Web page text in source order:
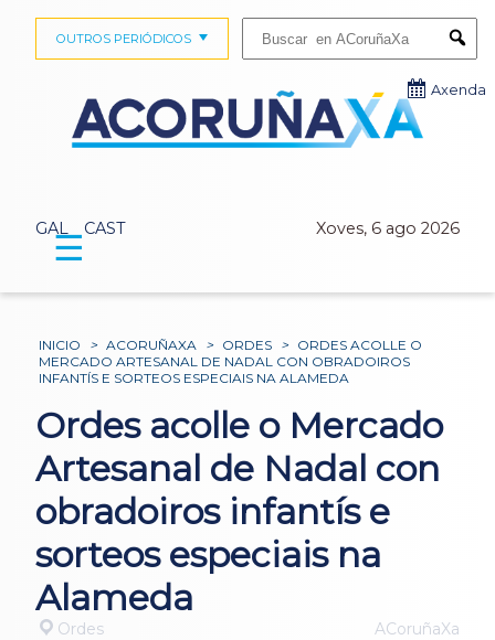
GAL CAST Xoves, 6 ago 2026
OUTROS PERIÓDICOS
Axenda
☰
INICIO > ACORUÑAXA > ORDES > ORDES ACOLLE O
MERCADO ARTESANAL DE NADAL CON OBRADOIROS
INFANTÍS E SORTEOS ESPECIAIS NA ALAMEDA
Ordes acolle o Mercado
Artesanal de Nadal con
obradoiros infantís e
sorteos especiais na
Alameda
Ordes ACoruñaXa